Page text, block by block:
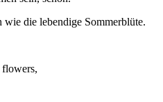
wie die lebendige Sommerblüte.